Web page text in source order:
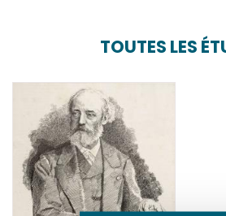
TOUTES LES